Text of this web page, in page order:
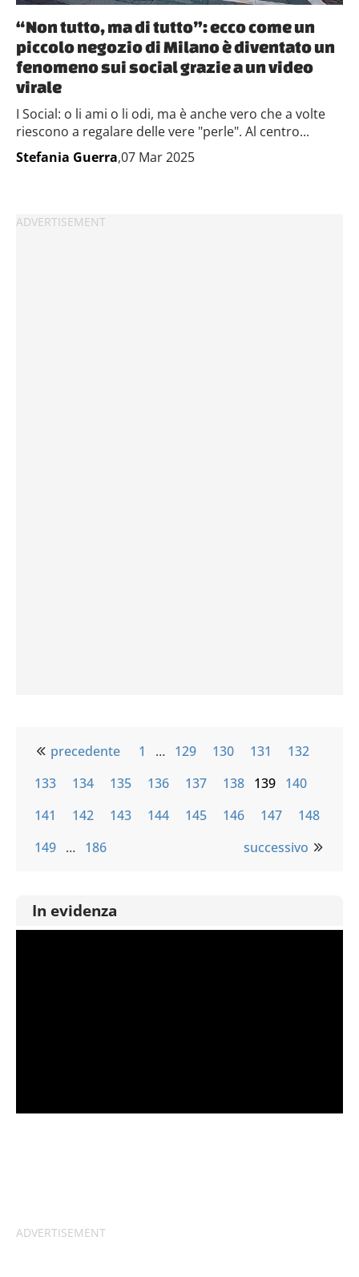
“Non tutto, ma di tutto”: ecco come un
piccolo negozio di Milano è diventato un
fenomeno sui social grazie a un video
virale
I Social: o li ami o li odi, ma è anche vero che a volte
riescono a regalare delle vere "perle". Al centro...
Stefania Guerra,07 Mar 2025
precedente 1 … 129 130 131
132
133
134 135 136 137 138 139 140
141
142 143 144 145 146 147
148
149 … 186 successivo
In evidenza